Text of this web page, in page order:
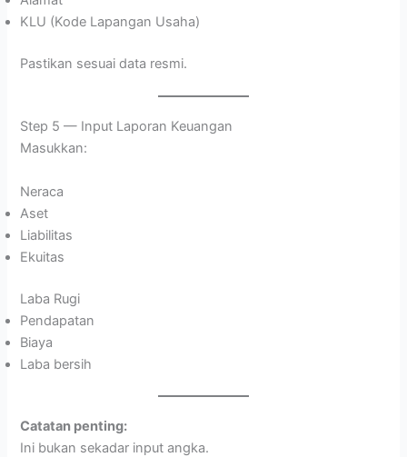
KLU (Kode Lapangan Usaha)
Pastikan sesuai data resmi.
Step 5 — Input Laporan Keuangan
Masukkan:
Neraca
Aset
Liabilitas
Ekuitas
Laba Rugi
Pendapatan
Biaya
Laba bersih
Catatan penting:
Ini bukan sekadar input angka.